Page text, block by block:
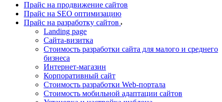
Прайс на продвижение сайтов
Прайс на SEO оптимизацию
Прайс на разработку сайтов
Landing page
Cайта-визитка
Стоимость разработки сайта для малого и среднего
бизнеса
Интернет-магазин
Корпоративный сайт
Стоимость разработки Web-портала
Стоимость мобильной адаптации сайтов